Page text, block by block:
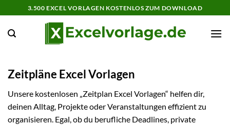
Inhalt
springen
3.500 EXCEL VORLAGEN KOSTENLOS ZUM DOWNLOAD
Zeitpläne Excel Vorlagen
Unsere kostenlosen „Zeitplan Excel Vorlagen“ helfen dir,
deinen Alltag, Projekte oder Veranstaltungen effizient zu
organisieren. Egal, ob du berufliche Deadlines, private